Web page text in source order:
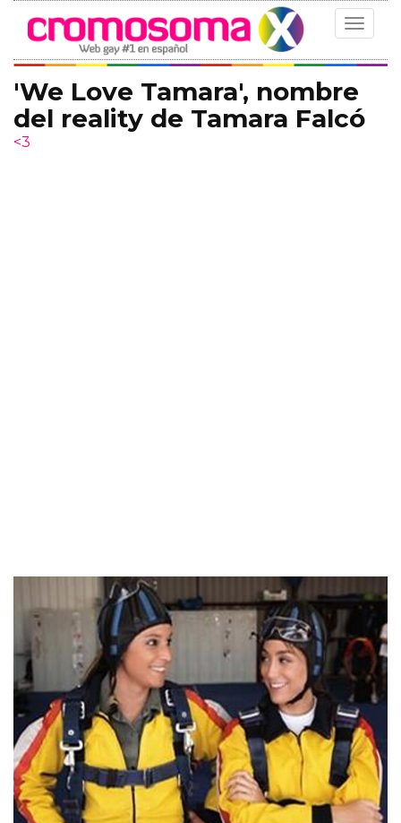
Toggle
'We Love Tamara', nombre
del reality de Tamara Falcó
<3